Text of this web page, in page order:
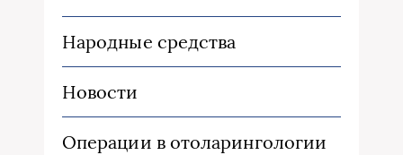
Народные средства
Новости
Операции в отоларингологии